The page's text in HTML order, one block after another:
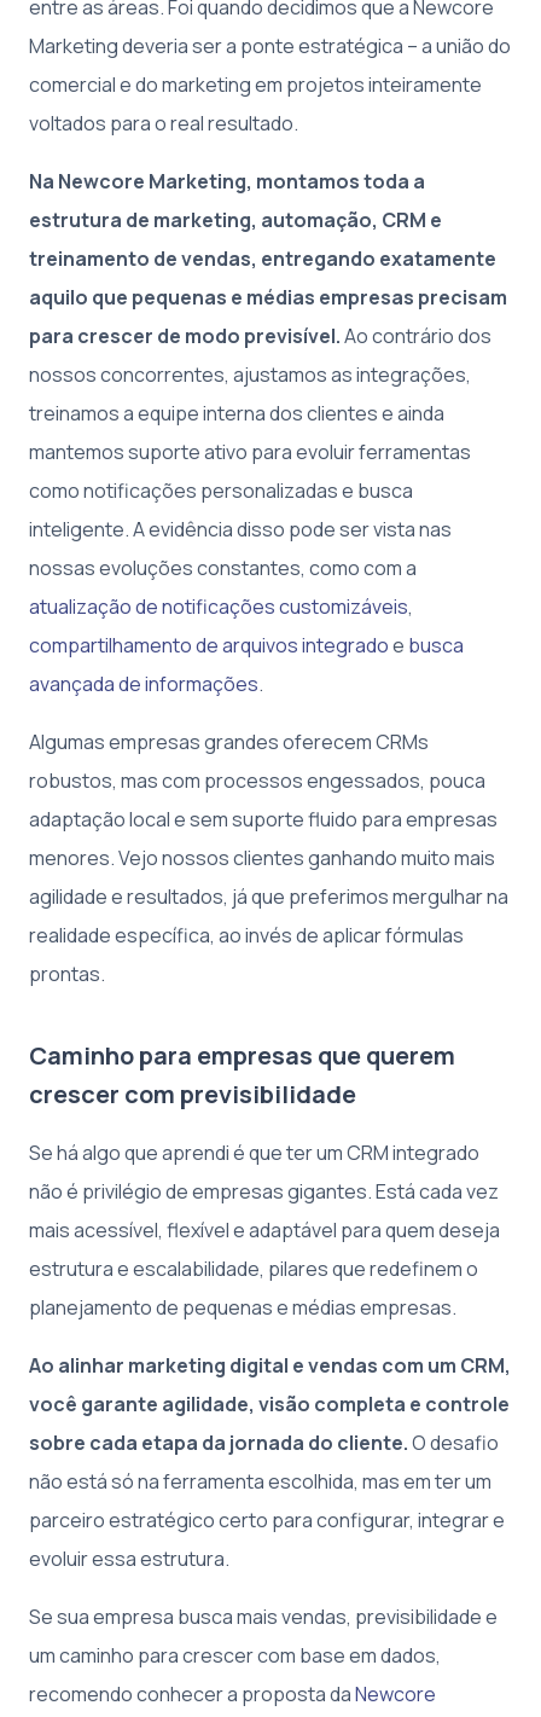
entre as áreas. Foi quando decidimos que a Newcore
Marketing deveria ser a ponte estratégica – a união do
comercial e do marketing em projetos inteiramente
voltados para o real resultado.
Na Newcore Marketing, montamos toda a
estrutura de marketing, automação, CRM e
treinamento de vendas, entregando exatamente
aquilo que pequenas e médias empresas precisam
para crescer de modo previsível.Ao contrário dos
nossos concorrentes, ajustamos as integrações,
treinamos a equipe interna dos clientes e ainda
mantemos suporte ativo para evoluir ferramentas
como notificações personalizadas e busca
inteligente. A evidência disso pode ser vista nas
nossas evoluções constantes, como com a
atualização de notificações customizáveis,
compartilhamento de arquivos integradoe busca
avançada de informações.
Algumas empresas grandes oferecem CRMs
robustos, mas com processos engessados, pouca
adaptação local e sem suporte fluido para empresas
menores. Vejo nossos clientes ganhando muito mais
agilidade e resultados, já que preferimos mergulhar na
realidade específica, ao invés de aplicar fórmulas
prontas.
Caminho para empresas que querem
crescer com previsibilidade
Se há algo que aprendi é que ter um CRM integrado
não é privilégio de empresas gigantes. Está cada vez
mais acessível, flexível e adaptável para quem deseja
estrutura e escalabilidade, pilares que redefinem o
planejamento de pequenas e médias empresas.
Ao alinhar marketing digital e vendas com um CRM,
você garante agilidade, visão completa e controle
sobre cada etapa da jornada do cliente.O desafio
não está só na ferramenta escolhida, mas em ter um
parceiro estratégico certo para configurar, integrar e
evoluir essa estrutura.
Se sua empresa busca mais vendas, previsibilidade e
um caminho para crescer com base em dados,
recomendo conhecer a proposta daNewcore